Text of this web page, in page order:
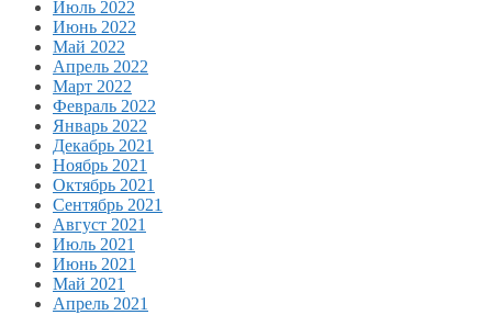
Июль 2022
Июнь 2022
Май 2022
Апрель 2022
Март 2022
Февраль 2022
Январь 2022
Декабрь 2021
Ноябрь 2021
Октябрь 2021
Сентябрь 2021
Август 2021
Июль 2021
Июнь 2021
Май 2021
Апрель 2021